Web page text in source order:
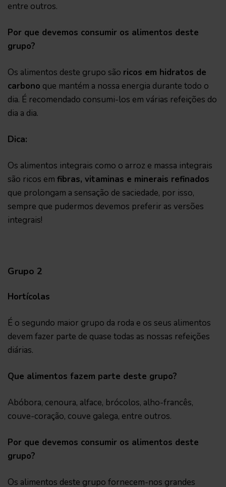
entre outros.
Por que devemos consumir os alimentos deste
grupo?
Os alimentos deste grupo são ricos em hidratos de
carbono que mantém a nossa energia durante todo o
dia. É recomendado consumi-los em várias refeições do
dia a dia.
Dica:
Os alimentos integrais como o arroz e massa integrais
são ricos em fibras, vitaminas e minerais refinados
que prolongam a sensação de saciedade, por isso,
sempre que pudermos devemos preferir as versões
integrais!
Grupo 2
Hortícolas
É o segundo maior grupo da roda e os seus alimentos
devem fazer parte de quase todas as nossas refeições
diárias.
Que alimentos fazem parte deste grupo?
Abóbora, cenoura, alface, brócolos, alho-francês,
couve-coração, couve galega, entre outros.
Por que devemos consumir os alimentos deste
grupo?
Os alimentos deste grupo fornecem-nos grandes